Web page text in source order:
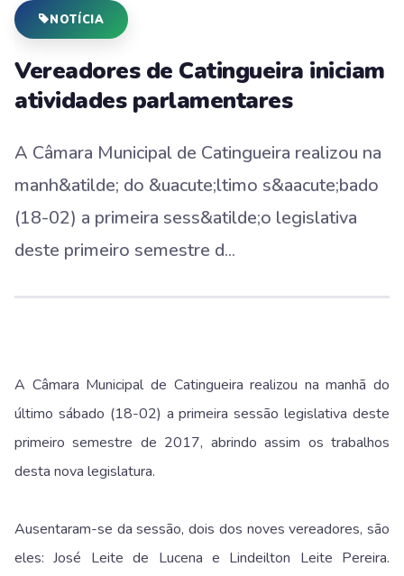
NOTÍCIA
Vereadores de Catingueira iniciam
atividades parlamentares
A Câmara Municipal de Catingueira realizou na
manh&atilde; do &uacute;ltimo s&aacute;bado
(18-02) a primeira sess&atilde;o legislativa
deste primeiro semestre d...
A Câmara Municipal de Catingueira realizou na manhã do
último sábado (18-02) a primeira sessão legislativa deste
primeiro semestre de 2017, abrindo assim os trabalhos
desta nova legislatura.
Ausentaram-se da sessão, dois dos noves vereadores, são
eles: José Leite de Lucena e Lindeilton Leite Pereira.